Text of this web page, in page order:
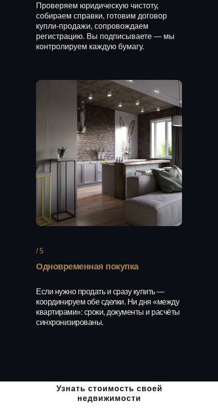
/ 5
Одновременная покупка
Проверяем юридическую чистоту,
собираем справки, готовим договор
купли-продажи, сопровождаем
регистрацию. Вы подписываете — мы
контролируем каждую бумагу.
Если нужно продать и сразу купить —
координируем обе сделки. Ни дня «между
квартирами»: сроки, документы и расчёты
синхронизированы.
Узнать стоимость своей
недвижимости
Почему квартиры с
брокером продаются